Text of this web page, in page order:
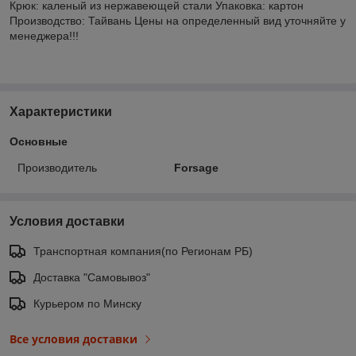
Крюк: каленый из нержавеющей стали Упаковка: картон
Производство: Тайвань Цены на определенный вид уточняйте у
менеджера!!!
Характеристики
Основные
Производитель Forsage
Условия доставки
Транспортная компания(по Регионам РБ)
Доставка "Самовывоз"
Курьером по Минску
Все условия доставки